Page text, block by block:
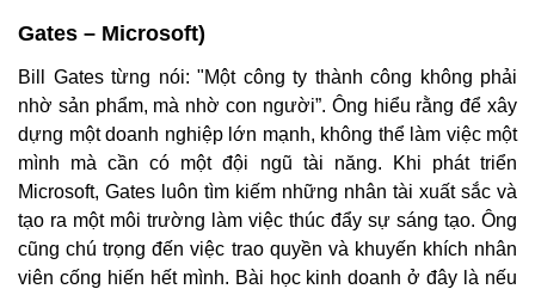
Gates – Microsoft)
Bill Gates từng nói: "Một công ty thành công không phải
nhờ sản phẩm, mà nhờ con người”. Ông hiểu rằng để xây
dựng một doanh nghiệp lớn mạnh, không thể làm việc một
mình mà cần có một đội ngũ tài năng. Khi phát triển
Microsoft, Gates luôn tìm kiếm những nhân tài xuất sắc và
tạo ra một môi trường làm việc thúc đẩy sự sáng tạo. Ông
cũng chú trọng đến việc trao quyền và khuyến khích nhân
viên cống hiến hết mình. Bài học kinh doanh ở đây là nếu